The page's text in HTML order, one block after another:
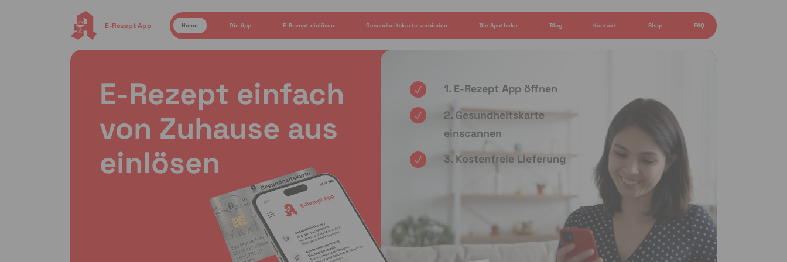
E-Rezept App Home Die App E-Rezept einlösen Gesundheitskarte verbinden Die Apotheke Blog Kontakt Shop FAQ
E-Rezept einfach
von Zuhause aus
einlösen
1. E-Rezept App öffnen
2. Gesundheitskarte
einscannen
3. Kostenfreie Lieferung